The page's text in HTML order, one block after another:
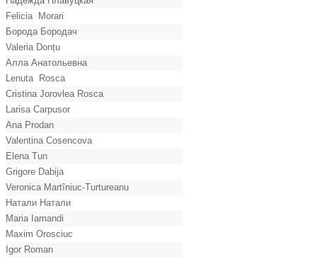
Felicia Morari
Борода Бородач
Valeria Donțu
Алла Анатольевна
Lenuta Rosca
Cristina Jorovlea Rosca
Larisa Carpusor
Ana Prodan
Valentina Cosencova
Elena Tun
Grigore Dabija
Veronica Martîniuc-Turtureanu
Натали Натали
Maria Iamandi
Maxim Orosciuc
Igor Roman